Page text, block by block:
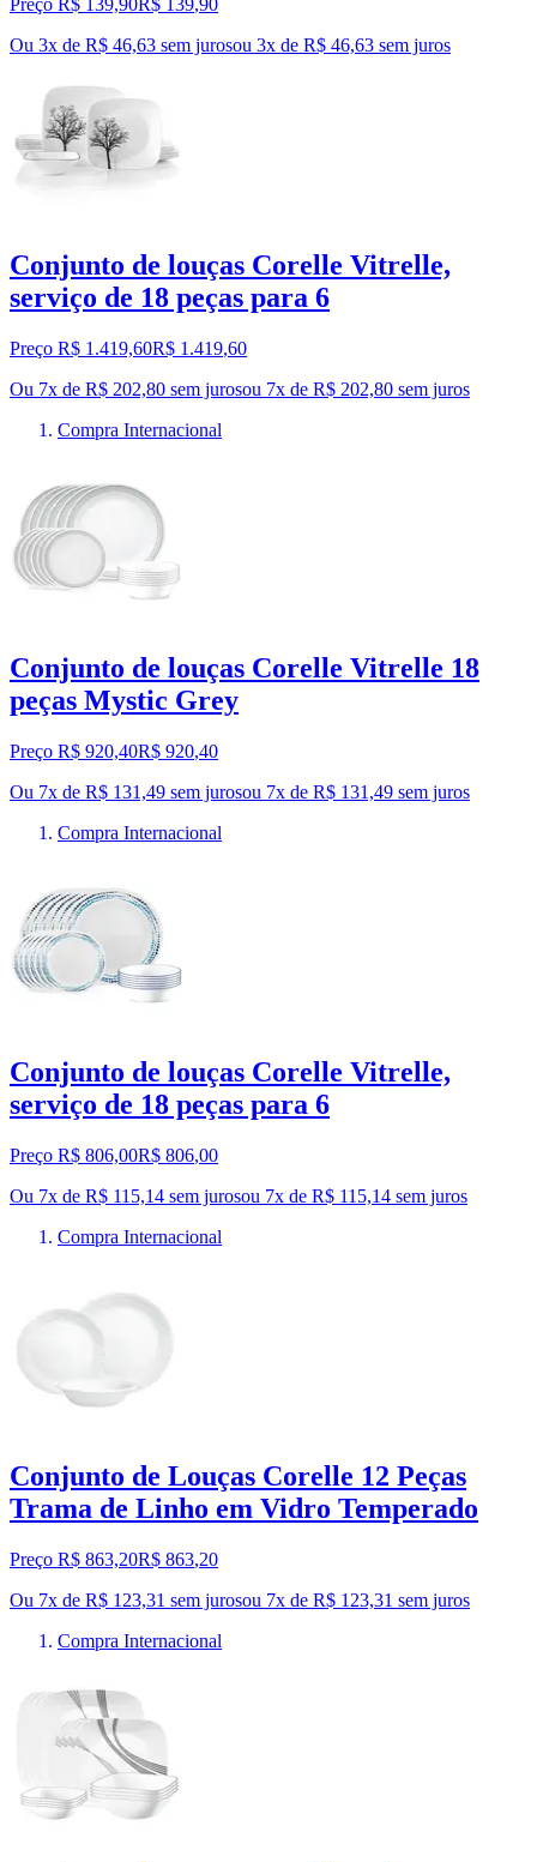
Ou 3x de R$ 46,63 sem jurosou 3x de R$ 46,63 sem juros
Conjunto de louças Corelle Vitrelle,
serviço de 18 peças para 6
Preço R$ 1.419,60R$ 1.419,60
Ou 7x de R$ 202,80 sem jurosou 7x de R$ 202,80 sem juros
Compra Internacional
Conjunto de louças Corelle Vitrelle 18
peças Mystic Grey
Preço R$ 920,40R$ 920,40
Ou 7x de R$ 131,49 sem jurosou 7x de R$ 131,49 sem juros
Compra Internacional
Conjunto de louças Corelle Vitrelle,
serviço de 18 peças para 6
Preço R$ 806,00R$ 806,00
Ou 7x de R$ 115,14 sem jurosou 7x de R$ 115,14 sem juros
Compra Internacional
Conjunto de Louças Corelle 12 Peças
Trama de Linho em Vidro Temperado
Preço R$ 863,20R$ 863,20
Ou 7x de R$ 123,31 sem jurosou 7x de R$ 123,31 sem juros
Compra Internacional